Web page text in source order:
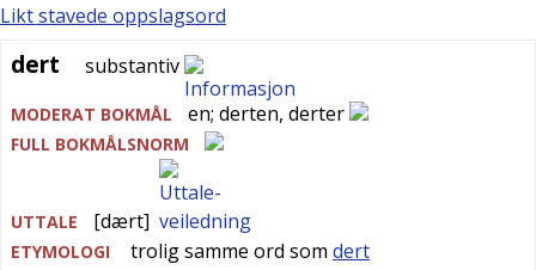
dert
Likt stavede oppslagsord
dert substantiv
MODERAT BOKMÅL en; derten, derter
FULL BOKMÅLSNORM
UTTALE [dært]
ETYMOLOGI trolig samme ord som dert